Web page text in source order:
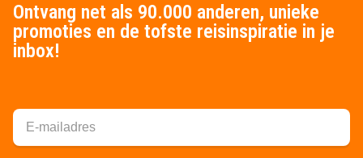
Ontvang net als 90.000 anderen, unieke
promoties en de tofste reisinspiratie in je
inbox!